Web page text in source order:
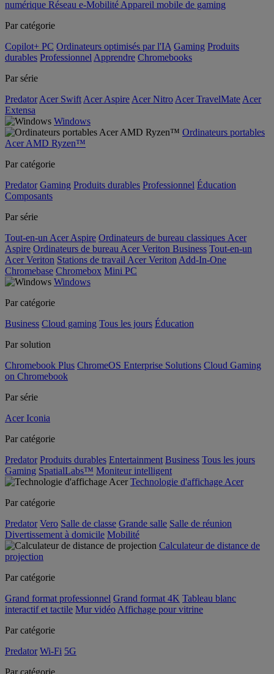
numérique Réseau e-Mobilité Appareil mobile de gaming
Par catégorie
Copilot+ PC Ordinateurs optimisés par l'IA Gaming Produits
durables Professionnel Apprendre Chromebooks
Par série
Predator Acer Swift Acer Aspire Acer Nitro Acer TravelMate Acer
Extensa
Windows
Ordinateurs portables
Acer AMD Ryzen™
Par catégorie
Predator Gaming Produits durables Professionnel Éducation
Composants
Par série
Tout-en-un Acer Aspire Ordinateurs de bureau classiques Acer
Aspire Ordinateurs de bureau Acer Veriton Business Tout-en-un
Acer Veriton Stations de travail Acer Veriton Add-In-One
Chromebase Chromebox Mini PC
Windows
Par catégorie
Business Cloud gaming Tous les jours Éducation
Par solution
Chromebook Plus ChromeOS Enterprise Solutions Cloud Gaming
on Chromebook
Par série
Acer Iconia
Par catégorie
Predator Produits durables Entertainment Business Tous les jours
Gaming SpatialLabs™ Moniteur intelligent
Technologie d'affichage Acer
Par catégorie
Predator Vero Salle de classe Grande salle Salle de réunion
Divertissement à domicile Mobilité
Calculateur de distance de
projection
Par catégorie
Grand format professionnel Grand format 4K Tableau blanc
interactif et tactile Mur vidéo Affichage pour vitrine
Par catégorie
Predator Wi-Fi 5G
Par catégorie